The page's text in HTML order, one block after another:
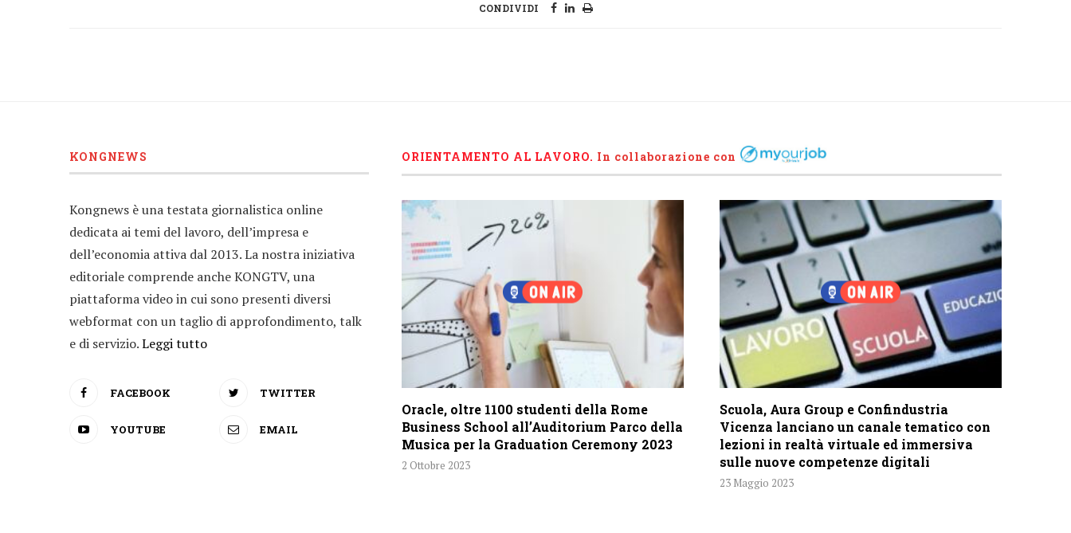
CONDIVIDI
KONGNEWS
Kongnews è una testata giornalistica online
dedicata ai temi del lavoro, dell’impresa e
dell’economia attiva dal 2013. La nostra iniziativa
editoriale comprende anche KONGTV, una
piattaforma video in cui sono presenti diversi
webformat con un taglio di approfondimento, talk
e di servizio.Leggi tutto
FACEBOOK TWITTER
YOUTUBE EMAIL
ORIENTAMENTO AL LAVORO. In collaborazione con
Oracle, oltre 1100 studenti della Rome
Business School all’Auditorium Parco della
Musica per la Graduation Ceremony 2023
2 Ottobre 2023
Scuola, Aura Group e Confindustria
Vicenza lanciano un canale tematico con
lezioni in realtà virtuale ed immersiva
sulle nuove competenze digitali
23 Maggio 2023